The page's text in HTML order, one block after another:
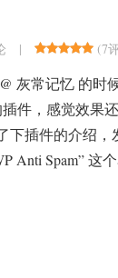
| (7
灰常记忆 的时
插件，感觉效果
下插件的介绍
Anti Spam” 这